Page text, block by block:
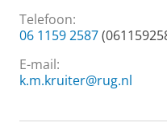
Telefoon:
06 1159 2587
E-mail:
k.m.kruiter@rug.nl